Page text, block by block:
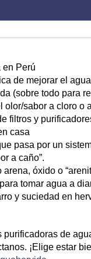
en Perú
de mejorar el
(sobre todo para
olor/sabor a cloro
filtros y
casa
pasa por un
a caño”.
óxido o
tomar agua a
y suciedad en
de
¡Elige estar